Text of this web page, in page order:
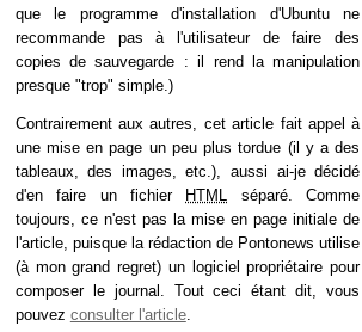
que le programme d'installation d'Ubuntu ne
recommande pas à l'utilisateur de faire des
copies de sauvegarde : il rend la manipulation
presque "trop" simple.)
Contrairement aux autres, cet article fait appel à
une mise en page un peu plus tordue (il y a des
tableaux, des images, etc.), aussi ai-je décidé
d'en faire un fichier
HTML séparé. Comme
toujours, ce n'est pas la mise en page initiale de
l'article, puisque la rédaction de Pontonews utilise
(à mon grand regret) un logiciel propriétaire pour
composer le journal. Tout ceci étant dit, vous
pouvez consulter l'article.